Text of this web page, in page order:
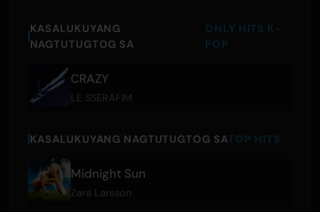
KASALUKUYANG
NAGTUTUGTOG SA
ONLY HITS K-
POP
CRAZY
LE SSERAFIM
KASALUKUYANG NAGTUTUGTOG SATOP HITS
Midnight Sun
Zara Larsson